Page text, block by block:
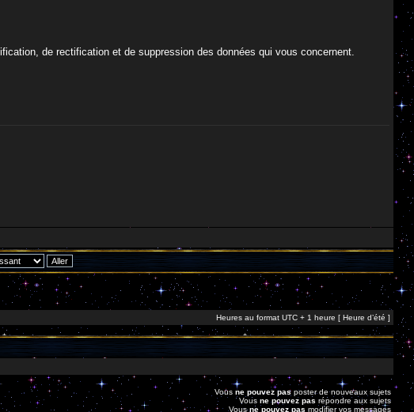
de rectification et de suppression des données qui vous concernent.
Heures au format UTC + 1 heure [ Heure d’été ]
Vous ne pouvez pasposter de nouveaux sujets
Vous ne pouvez pas répondre aux sujets
Vousne pouvez pas modifier vos messages